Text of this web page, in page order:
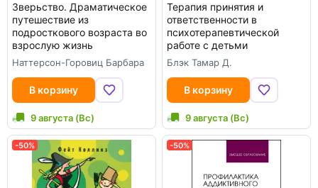
Зверьство. Драматическое
путешествие из
подросткового возраста во
взрослую жизнь
Наттерсон-Горовиц Барбара
В корзину
9 августа (Вс)
Терапия принятия и
ответственности в
психотерапевтической
работе с детьми
Блэк Тамар Д.
В корзину
9 августа (Вс)
-50% -50%